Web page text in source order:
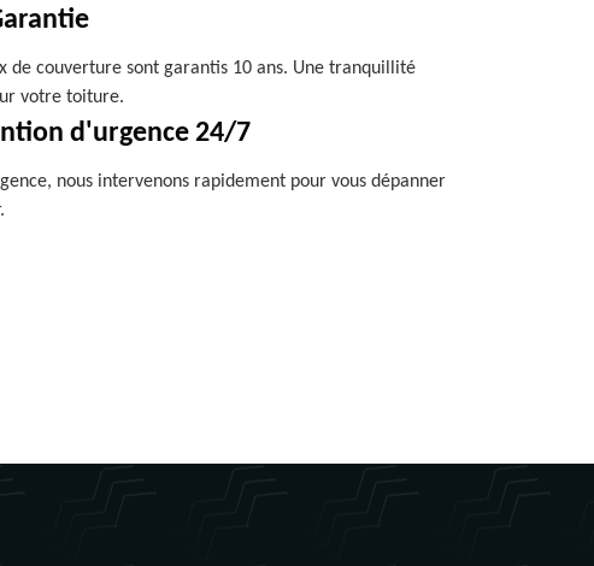
de couverture sont garantis 10 ans. Une tranquillité
votre toiture.
d'urgence 24/7
nous intervenons rapidement pour vous dépanner